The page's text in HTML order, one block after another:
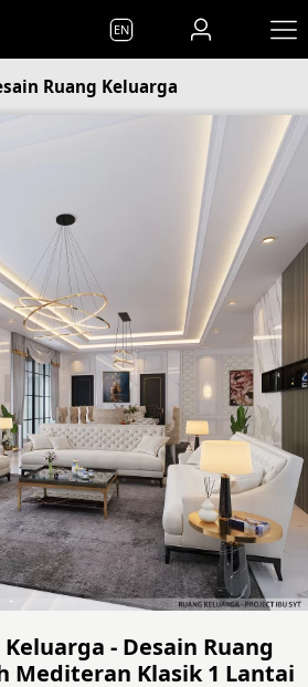
EN
Ruang Keluarga
- Desain Ruang
Mediteran Klasik 1 Lantai